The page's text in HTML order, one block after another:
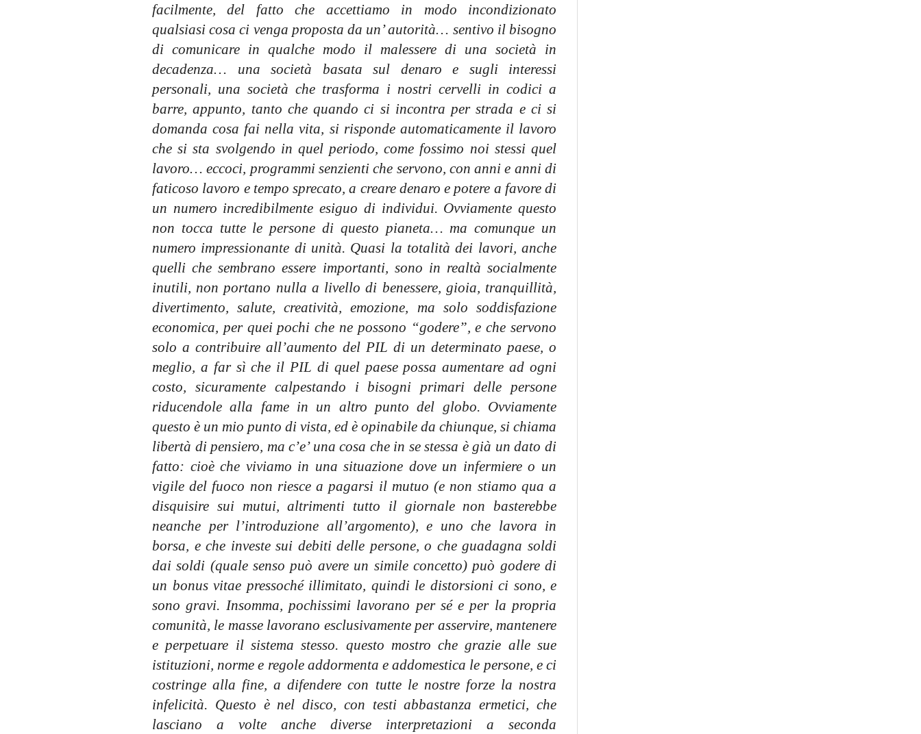
facilmente, del fatto che accettiamo in modo incondizionato
qualsiasi cosa ci venga proposta da un’ autorità… sentivo il bisogno
di comunicare in qualche modo il malessere di una società in
decadenza… una società basata sul denaro e sugli interessi
personali, una società che trasforma i nostri cervelli in codici a
barre, appunto, tanto che quando ci si incontra per strada e ci si
domanda cosa fai nella vita, si risponde automaticamente il lavoro
che si sta svolgendo in quel periodo, come fossimo noi stessi quel
lavoro… eccoci, programmi senzienti che servono, con anni e anni di
faticoso lavoro e tempo sprecato, a creare denaro e potere a favore di
un numero incredibilmente esiguo di individui. Ovviamente questo
non tocca tutte le persone di questo pianeta… ma comunque un
numero impressionante di unità. Quasi la totalità dei lavori, anche
quelli che sembrano essere importanti, sono in realtà socialmente
inutili, non portano nulla a livello di benessere, gioia, tranquillità,
divertimento, salute, creatività, emozione, ma solo soddisfazione
economica, per quei pochi che ne possono “godere”, e che servono
solo a contribuire all’aumento del PIL di un determinato paese, o
meglio, a far sì che il PIL di quel paese possa aumentare ad ogni
costo, sicuramente calpestando i bisogni primari delle persone
riducendole alla fame in un altro punto del globo. Ovviamente
questo è un mio punto di vista, ed è opinabile da chiunque, si chiama
libertà di pensiero, ma c’e’ una cosa che in se stessa è già un dato di
fatto: cioè che viviamo in una situazione dove un infermiere o un
vigile del fuoco non riesce a pagarsi il mutuo (e non stiamo qua a
disquisire sui mutui, altrimenti tutto il giornale non basterebbe
neanche per l’introduzione all’argomento), e uno che lavora in
borsa, e che investe sui debiti delle persone, o che guadagna soldi
dai soldi (quale senso può avere un simile concetto) può godere di
un bonus vitae pressoché illimitato, quindi le distorsioni ci sono, e
sono gravi. Insomma, pochissimi lavorano per sé e per la propria
comunità, le masse lavorano esclusivamente per asservire, mantenere
e perpetuare il sistema stesso. questo mostro che grazie alle sue
istituzioni, norme e regole addormenta e addomestica le persone, e ci
costringe alla fine, a difendere con tutte le nostre forze la nostra
infelicità. Questo è nel disco, con testi abbastanza ermetici, che
lasciano a volte anche diverse interpretazioni a seconda